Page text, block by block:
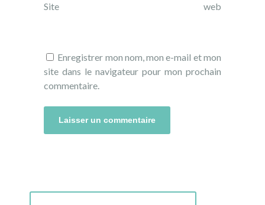
Site web
Enregistrer mon nom, mon e-mail et mon
site dans le navigateur pour mon prochain
commentaire.